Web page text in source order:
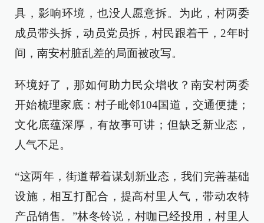
具，影响环境，也没人愿意拆。为此，村两委
成员带头拆，动员党员拆，村民跟着干，2年时
间，南安村脏乱差的局面被改写。
环境好了，那如何助力民众增收？南安村两委
开始梳理家底：村子毗邻104国道，交通便捷；
文化底蕴深厚，有故事可讲；但缺乏新业态，
人气不足。
“这两年，街道帮着谋划新业态，我们完善基础
设施，相互打配合，提高村里人气，带动农特
产品销售。”林冬铃说，村咖已经投用，村里人